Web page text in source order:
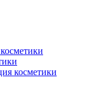
косметики